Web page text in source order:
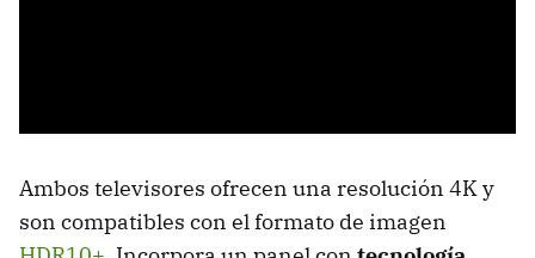
Ambos televisores ofrecen una resolución 4K y
son compatibles con el formato de imagen